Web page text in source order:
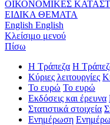
ΟΙΚΟΝΟΜΙΚΕΣ
ΕΙΔΙΚΑ ΘΕΜΑΤΑ
English English
Κλείσιμο μενού
Πίσω
Η Τράπεζα Η
Κύριες λειτουργίες
Το ευρώ Το ευρώ
Εκδόσεις και έρευνα
Στατιστικά στοιχεία
Ενημέρωση